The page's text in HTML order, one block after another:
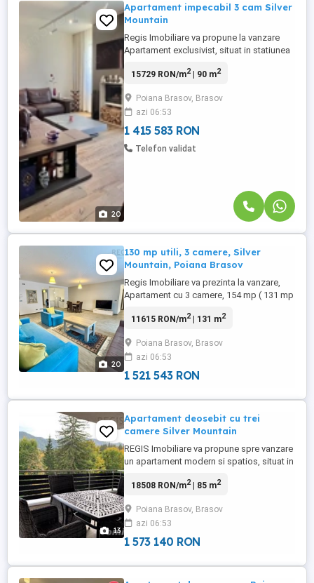
20
Apartament impecabil 3 cam Silver
Mountain
Regis Imobiliare va propune la vanzare
Apartament exclusivist, situat in statiunea
rezidential Silver Mountain. Ceea ce face
ca nu a fost exploatata in regim hotelier iar
la amenajare proprietatii s au folosit cele
mai ...
15729 RON/m2| 90 m2
Poiana Brasov, Brasov
azi 06:53
1 415 583 RON
Telefon validat
20
130 mp utili, 3 camere, Silver
Mountain, Poiana Brasov
Regis Imobiliare va prezinta la vanzare,
Apartament cu 3 camere, 154 mp ( 131 mp
Poiana Brasov, loc de parcare subteran
turistica Poiana Brasov, in complexul
rezidential Silver Mountain. Resortul
dispune de: sala de fitness, ...
11615 RON/m2| 131 m2
Poiana Brasov, Brasov
azi 06:53
1 521 543 RON
13
Apartament deosebit cu trei
camere Silver Mountain
REGIS Imobiliare va propune spre vanzare
un apartament modern si spatios, situat in
Spa. Imobilul este pozitionat la etajul 3 al
acestuia este decomandata, avand 85mp
utili impartiti astfel: 2 dormitoare, living
open ...
18508 RON/m2| 85 m2
Poiana Brasov, Brasov
azi 06:53
1 573 140 RON